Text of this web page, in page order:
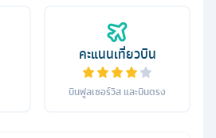
คะแนนเที่ยวบิน
บินฟูลเซอร์วิส และบินตรง